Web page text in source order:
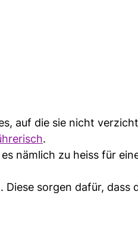
auf die sie nicht
.
nämlich zu heiss für
sorgen dafür, dass